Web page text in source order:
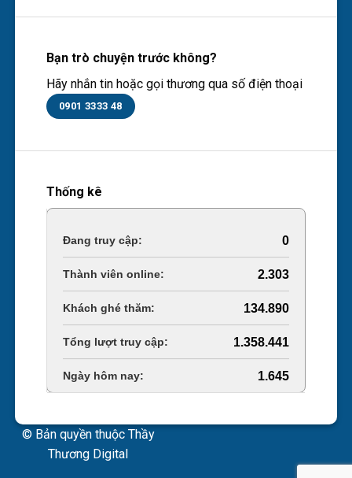
Bạn trò chuyện trước không?
Hãy nhắn tin hoặc gọi thương qua số điện thoại
0901 3333 48
Thống kê
Online Visitors: 0
Today's Views: 2.303
Last 30 Days Views: 134.890
Total Views: 1.358.441
Total Users: 1.645
© Bản quyền thuộc Thầy
Thương Digital